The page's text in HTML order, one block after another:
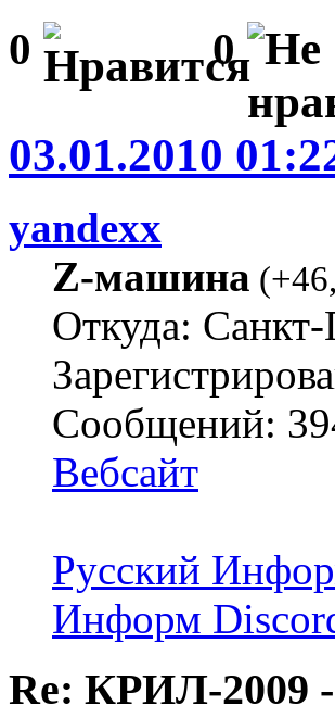
0 0
03.01.2010
yandexx
Z-машина (+46,
Откуда: Санкт-
Сообщений:
Вебсайт
Русский
Информ
Re: КРИЛ-2009 -